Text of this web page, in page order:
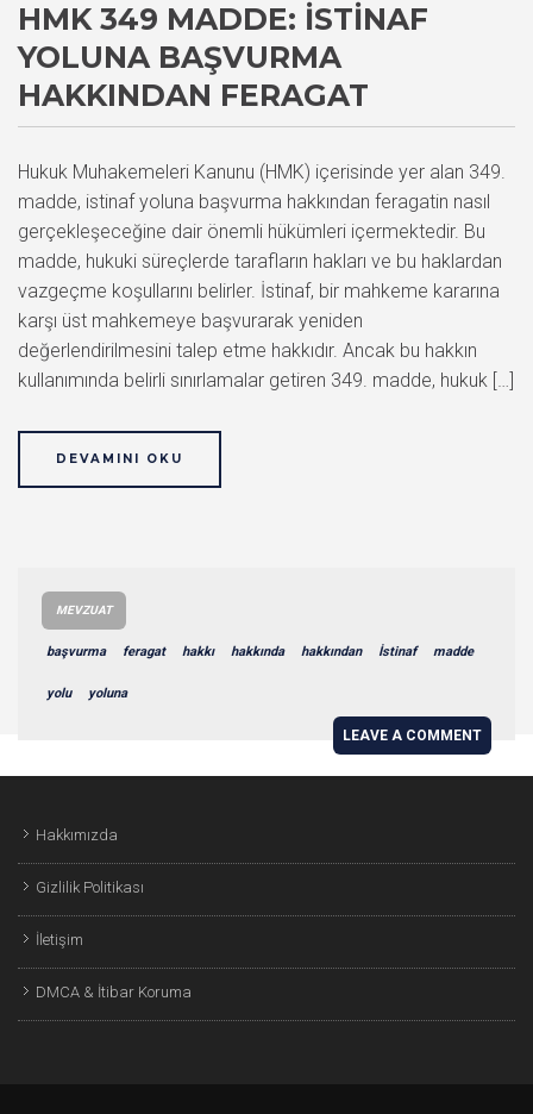
HMK 349 MADDE: İSTINAF
YOLUNA BAŞVURMA
HAKKINDAN FERAGAT
Hukuk Muhakemeleri Kanunu (HMK) içerisinde yer alan 349.
madde, istinaf yoluna başvurma hakkından feragatin nasıl
gerçekleşeceğine dair önemli hükümleri içermektedir. Bu
madde, hukuki süreçlerde tarafların hakları ve bu haklardan
vazgeçme koşullarını belirler. İstinaf, bir mahkeme kararına
karşı üst mahkemeye başvurarak yeniden
değerlendirilmesini talep etme hakkıdır. Ancak bu hakkın
kullanımında belirli sınırlamalar getiren 349. madde, hukuk […]
DEVAMINI OKU
MEVZUAT
başvurma feragat hakkı hakkında hakkından İstinaf madde
yolu yoluna
LEAVE A COMMENT
Hakkımızda
Gizlilik Politikası
İletişim
DMCA & İtibar Koruma